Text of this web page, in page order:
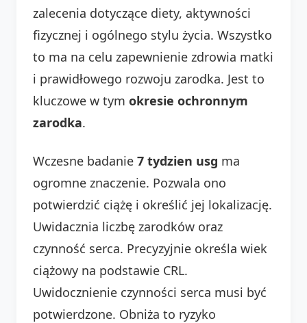
zalecenia dotyczące diety, aktywności
fizycznej i ogólnego stylu życia. Wszystko
to ma na celu zapewnienie zdrowia matki
i prawidłowego rozwoju zarodka. Jest to
kluczowe w tym okresie ochronnym
zarodka.
Wczesne badanie 7 tydzien usg ma
ogromne znaczenie. Pozwala ono
potwierdzić ciążę i określić jej lokalizację.
Uwidacznia liczbę zarodków oraz
czynność serca. Precyzyjnie określa wiek
ciążowy na podstawie CRL.
Uwidocznienie czynności serca musi być
potwierdzone. Obniża to ryzyko